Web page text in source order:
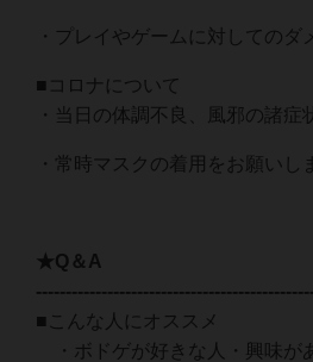
・プレイやゲームに対しての
■コロナについて
・当日の体調不良、風邪の諸
・常時マスクの着用をお願いし
★Q＆A
■こんな人にオススメ
・ボドゲが好きな人・興味が